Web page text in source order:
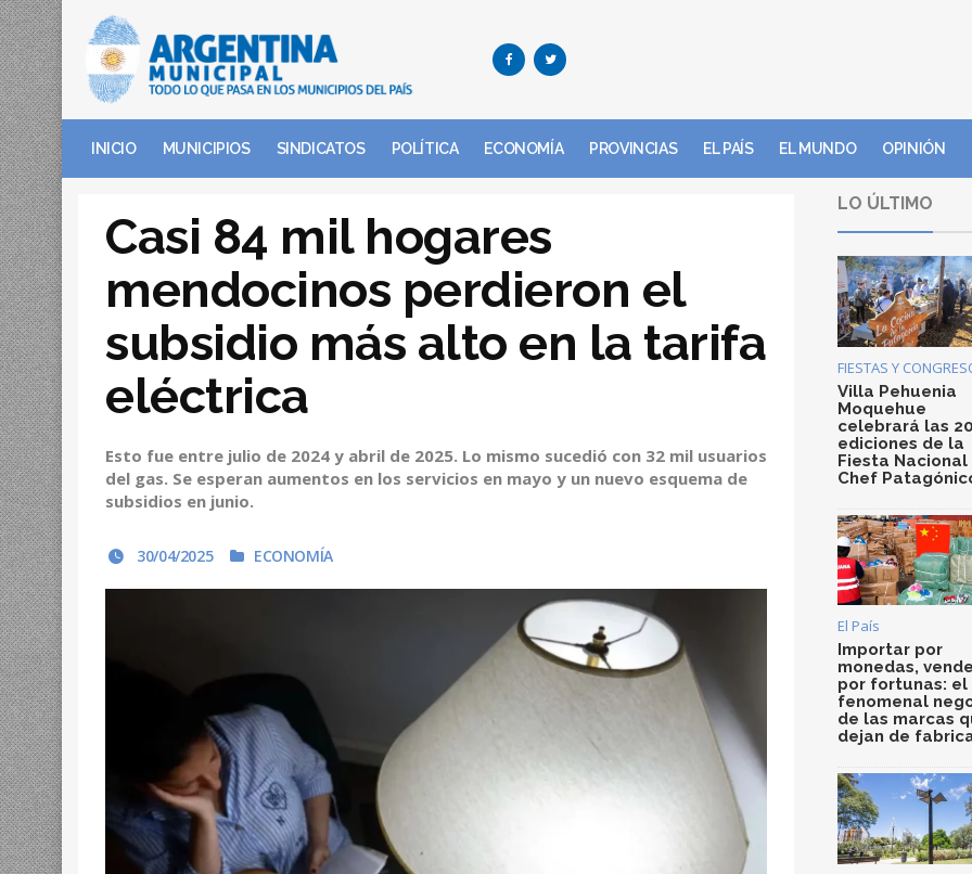
INICIO MUNICIPIOS SINDICATOS POLÍTICA ECONOMÍA PROVINCIAS EL PAÍS EL MUNDO OPINIÓN
Casi 84 mil hogares
mendocinos perdieron el
subsidio más alto en la tarifa
eléctrica
Esto fue entre julio de 2024 y abril de 2025. Lo mismo sucedió con 32 mil usuarios
del gas. Se esperan aumentos en los servicios en mayo y un nuevo esquema de
subsidios en junio.
30/04/2025 ECONOMÍA
LO ÚLTIMO
FIESTAS Y
Villa Pehuenia
Moquehue
celebrará las
ediciones de la
Fiesta
Chef
El País
Importar por
monedas,
por fortunas: el
fenomenal
de las marcas
dejan de